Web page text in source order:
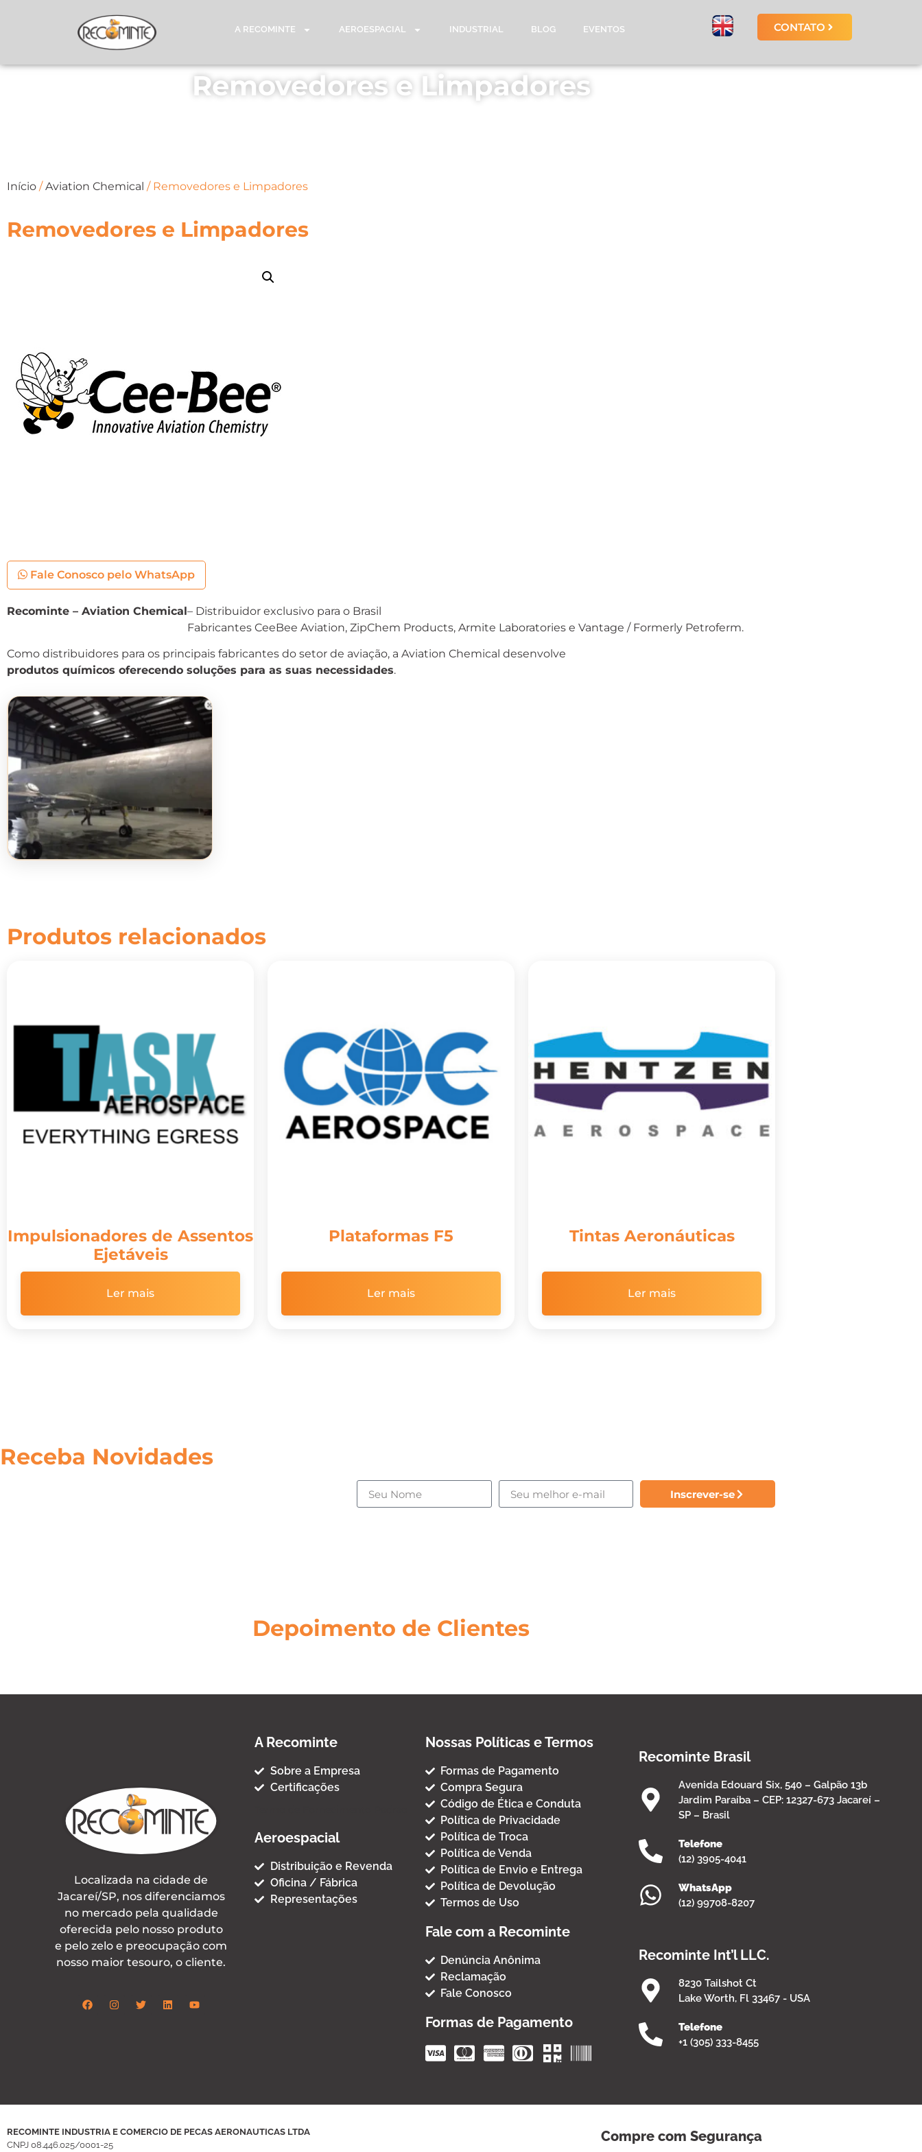
A RECOMINTE AEROESPACIAL INDUSTRIAL BLOG EVENTOS CONTATO
Removedores e Limpadores
Início /Aviation Chemical / Removedores e Limpadores
Removedores e Limpadores
Fale Conosco pelo WhatsApp
Recominte – Aviation Chemical– Distribuidor exclusivo para o Brasil
Fabricantes CeeBee Aviation, ZipChem Products, Armite Laboratories e Vantage / Formerly Petroferm.
Como distribuidores para os principais fabricantes do setor de aviação, a Aviation Chemical desenvolve
produtos químicos oferecendo soluções para as suas necessidades.
Produtos relacionados
Impulsionadores de Assentos
Ejetáveis
Ler mais
Plataformas F5
Ler mais
Tintas Aeronáuticas
Ler mais
Receba Novidades
Inscrever-se
Depoimento de Clientes
Localizada na cidade de
Jacareí/SP, nos diferenciamos
no mercado pela qualidade
oferecida pelo nosso produto
e pelo zelo e preocupação com
nosso maior tesouro, o cliente.
A Recominte
Sobre a Empresa
Certificações
Aeroespacial
Distribuição e Revenda
Oficina / Fábrica
Representações
Nossas Políticas e Termos
Formas de Pagamento
Compra Segura
Código de Ética e Conduta
Política de Privacidade
Política de Troca
Política de Venda
Política de Envio e Entrega
Política de Devolução
Termos de Uso
Fale com a Recominte
Denúncia Anônima
Reclamação
Fale Conosco
Formas de Pagamento
Recominte Brasil
Avenida Edouard Six, 540 – Galpão 13b
Jardim Paraíba – CEP: 12327-673 Jacareí –
SP – Brasil
Telefone
(12) 3905-4041
WhatsApp
(12) 99708-8207
Recominte Int’l LLC.
8230 Tailshot Ct
Lake Worth, Fl 33467 - USA
Telefone
+1 (305) 333-8455
RECOMINTE INDUSTRIA E COMERCIO DE PECAS AERONAUTICAS LTDA
CNPJ 08.446.025/0001-25
Compre com Segurança